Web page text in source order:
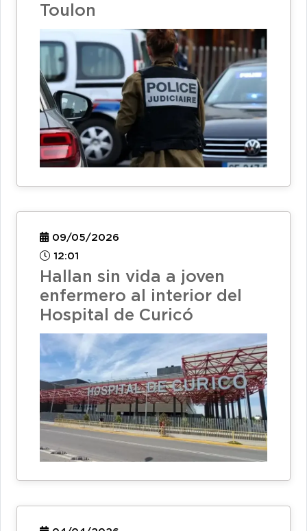
Toulon
09/05/2026
12:01
Hallan sin vida a joven
enfermero al interior del
Hospital de Curicó